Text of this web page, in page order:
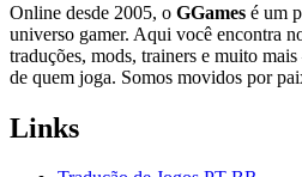
Online desde 2005, o GGames é um
universo gamer. Aqui você encontra
traduções, mods, trainers e muito
de quem joga. Somos movidos por
Links